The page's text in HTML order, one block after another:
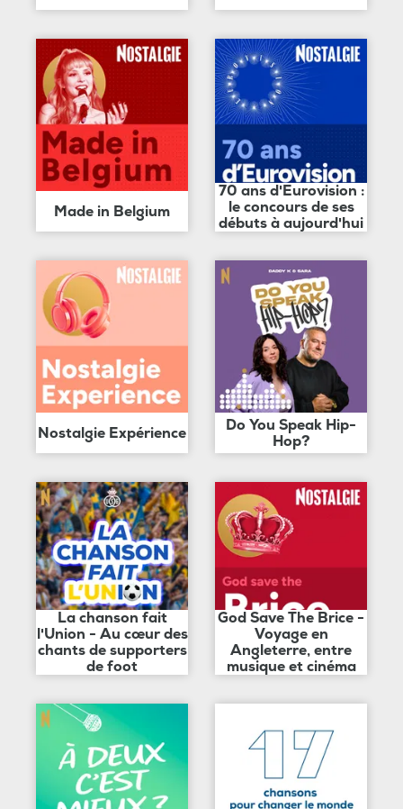
Made in Belgium
70 ans d'Eurovision :
le concours de ses
débuts à aujourd'hui
Nostalgie Expérience
Do You Speak Hip-
Hop?
La chanson fait
l'Union - Au cœur des
chants de supporters
de foot
God Save The Brice -
Voyage en
Angleterre, entre
musique et cinéma